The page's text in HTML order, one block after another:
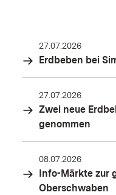
27.07.2026
Erdbeben bei
27.07.2026
Zwei neue
genommen
08.07.2026
Info-Märkte zur
Oberschwaben